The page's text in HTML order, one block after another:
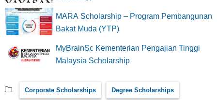
MARA Scholarship – Program Pembangunan
Bakat Muda (YTP)
MyBrainSc Kementerian Pengajian Tinggi
Malaysia Scholarship
Corporate Scholarships Degree Scholarships